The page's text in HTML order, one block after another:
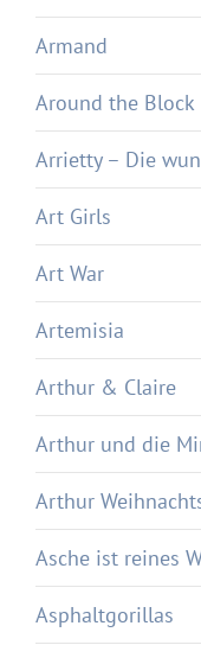
Armand
Around the Block
Arrietty – Die
Art Girls
Art War
Artemisia
Arthur & Claire
Arthur und die
Arthur
Asche ist reines
Asphaltgorillas